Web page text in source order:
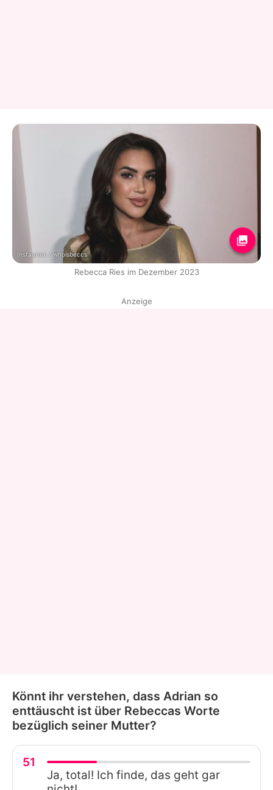
Instagram / whoisbeccs
Rebecca Ries im Dezember 2023
Anzeige
Könnt ihr verstehen, dass Adrian so
enttäuscht ist über Rebeccas Worte
bezüglich seiner Mutter?
51
Ja, total! Ich finde, das geht gar